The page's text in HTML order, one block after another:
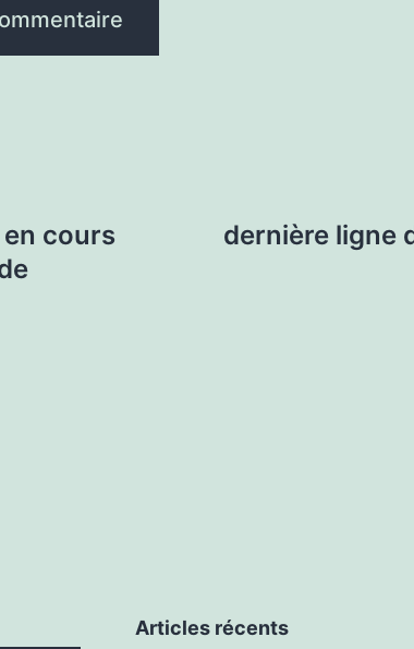
cours
dernière ligne
Articles récents